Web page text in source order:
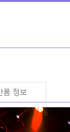
품 정보